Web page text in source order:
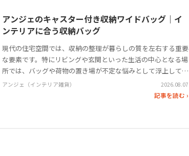
アンジェのキャスター付き収納ワイドバッグ｜イ
ンテリアに合う収納バッグ
現代の住宅空間では、収納の整理が暮らしの質を左右する重要
な要素です。特にリビングや玄関といった生活の中心となる場
所では、バッグや荷物の置き場が不定な悩みとして浮上してい
ます。そんなニッチな課題を解決するため、キャスター付きの
収納家具が注目を集めています。その中でも、アンジェの「キ
アンジェ（インテリア雑貨） 2026.08.07
記事を読む ›